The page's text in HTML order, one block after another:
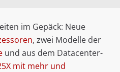
im Gepäck: Neue
, zwei Modelle der
und aus dem Datacenter-
mit mehr und